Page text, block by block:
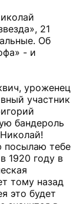
21
Об
- и
уроженец
участник
бандероль
посылаю тебе
1920 году в
тому назад
это будет